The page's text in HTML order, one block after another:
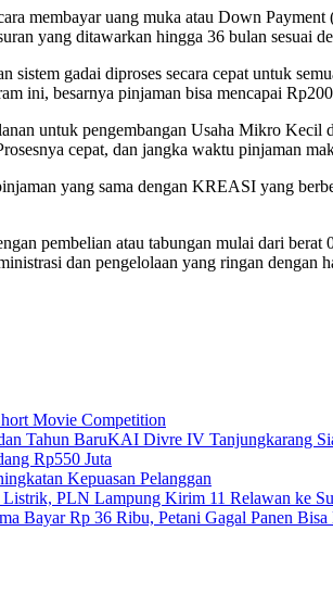
membayar uang muka atau Down
yang ditawarkan hingga 36 bulan sesuai
gadai diproses secara cepat untuk
ini, besarnya pinjaman bisa mencapai
untuk pengembangan Usaha Mikro
cepat, dan jangka waktu pinjaman
yang sama dengan KREASI yang
pembelian atau tabungan mulai dari
dan pengelolaan yang ringan
Movie Competition
KAI Divre IV Tanjungkarang
Rp550 Juta
Kepuasan Pelanggan
PLN Lampung Kirim 11 Relawan ke
Bayar Rp 36 Ribu, Petani Gagal Panen